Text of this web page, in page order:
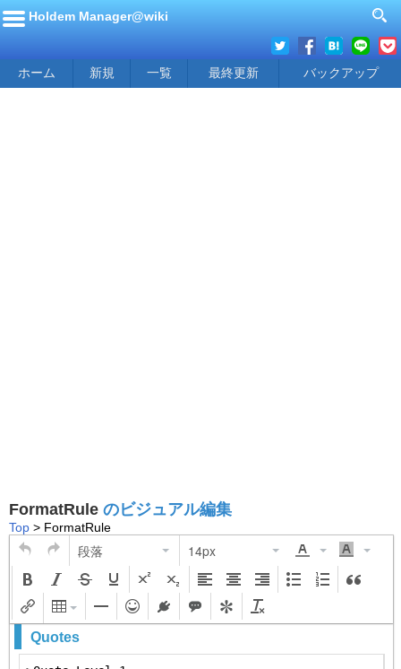
Holdem Manager@wiki
ホーム 新規 一覧 最終更新 バックアップ
FormatRule のビジュアル編集
Top > FormatRule
段落 14px